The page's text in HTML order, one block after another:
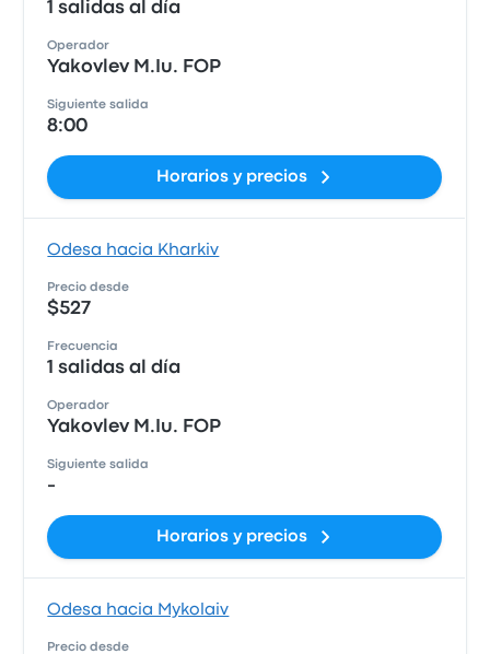
1 salidas al día
Operador
Yakovlev M.Iu. FOP
Siguiente salida
8:00
Horarios y precios
Odesa hacia Kharkiv
Precio desde
$527
Frecuencia
1 salidas al día
Operador
Yakovlev M.Iu. FOP
Siguiente salida
-
Horarios y precios
Odesa hacia Mykolaiv
Precio desde